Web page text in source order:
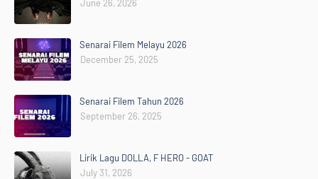
June 26, 2026
Senarai Filem Melayu 2026
December 25, 2025
Senarai Filem Tahun 2026
September 26, 2025
Lirik Lagu DOLLA, F HERO - GOAT
July 31, 2026